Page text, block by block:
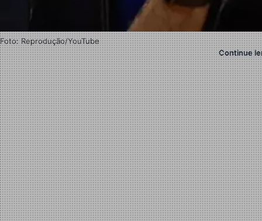
Foto: Reprodução/YouTube
Continue